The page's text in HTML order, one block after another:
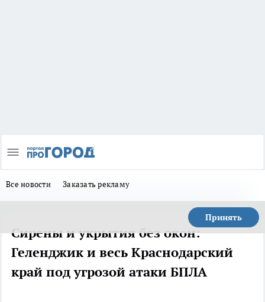
Все новости Заказать рекламу
Принять
Сирены и укрытия без окон:
Геленджик и весь Краснодарский
край под угрозой атаки БПЛА